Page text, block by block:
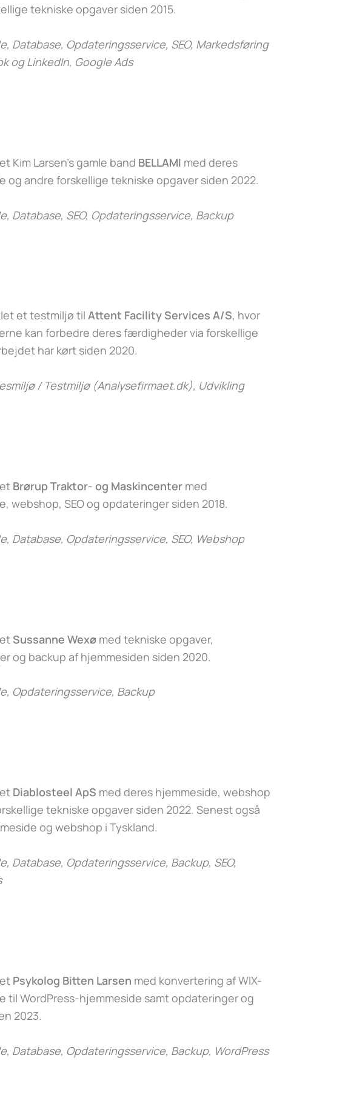
tekniske opgaver siden 2015.
Database, Opdateringsservice, SEO, Markedsføring
og LinkedIn, Google Ads
Kim Larsen’s gamle band BELLAMI med deres
og andre forskellige tekniske opgaver siden 2022.
Database, SEO, Opdateringsservice, Backup
et testmiljø til Attent Facility Services A/S, hvor
kan forbedre deres færdigheder via forskellige
har kørt siden 2020.
/ Testmiljø (Analysefirmaet.dk), Udvikling
Brørup Traktor- og Maskincenter med
webshop, SEO og opdateringer siden 2018.
Database, Opdateringsservice, SEO, Webshop
Sussanne Wexø med tekniske opgaver,
og backup af hjemmesiden siden 2020.
Opdateringsservice, Backup
Diablosteel ApS med deres hjemmeside, webshop
tekniske opgaver siden 2022. Senest også
og webshop i Tyskland.
Database, Opdateringsservice, Backup, SEO,
Psykolog Bitten Larsen med konvertering af WIX-
til WordPress-hjemmeside samt opdateringer og
2023.
Database, Opdateringsservice, Backup, WordPress